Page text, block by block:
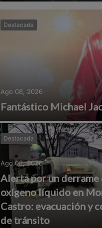
Destacada
Ago 08, 2026
Fantástico Michael
Destacada
Ago 08, 2026
Alerta por un derrame
oxígeno líquido en
Castro: evacuación y
de tránsito